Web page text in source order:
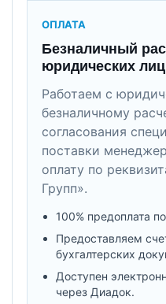
ОПЛАТА
Безналичный
юридических лиц
Работаем с
безналичному
согласования
поставки
оплату по
Групп».
100% предоплата
Предоставляем
бухгалтерских
Доступен
через Диадок.